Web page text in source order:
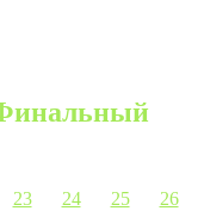
23 24 25 26